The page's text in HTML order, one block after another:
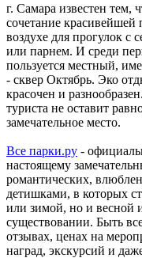
г. Самара известен тем,
сочетание
воздухе для прогулок с
или парнем. И среди
пользуется местный,
- сквер Октябрь. Эко
красочен и
туриста не оставит
замечательное место.
Все парки.ру -
настоящему
романтических,
детишками, в которых
или зимой, но и весной
существовании. Быть
отзывах, ценах на
наград, экскурсий и